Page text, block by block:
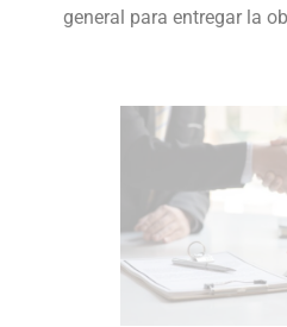
general para entregar la